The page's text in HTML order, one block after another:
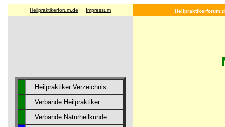
Heilpraktikerforum.de Impressum
Heilpraktiker Verzeichnis
Verbände Heilpraktiker
Verbände Naturheilkunde